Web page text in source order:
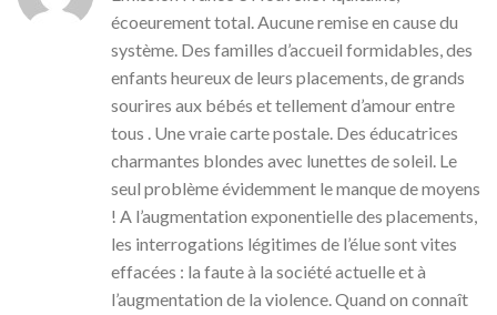
écoeurement total. Aucune remise en cause du
système. Des familles d’accueil formidables, des
enfants heureux de leurs placements, de grands
sourires aux bébés et tellement d’amour entre
tous . Une vraie carte postale. Des éducatrices
charmantes blondes avec lunettes de soleil. Le
seul problème évidemment le manque de moyens
! A l’augmentation exponentielle des placements,
les interrogations légitimes de l’élue sont vites
effacées : la faute à la société actuelle et à
l’augmentation de la violence. Quand on connaît